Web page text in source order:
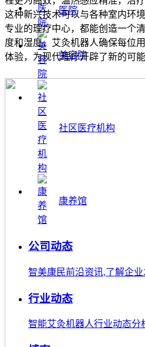
医院
美容院
社区医疗机构
康养馆
公司动态
智美康民前沿资讯,了解企
行业动态
智能艾灸机器人行业动态分
这种新兴技术可以与各种室内环
专业的理疗中心，都能创造一个
度和湿度，艾灸机器人确保每位
体验，为现代理疗开辟了新的可能